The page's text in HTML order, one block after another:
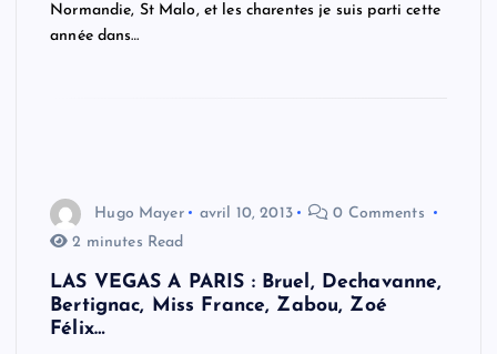
Normandie, St Malo, et les charentes je suis parti cette
année dans…
Hugo Mayer avril 10, 2013
0 Comments
2 minutes Read
LAS VEGAS A PARIS : Bruel, Dechavanne,
Bertignac, Miss France, Zabou, Zoé
Félix…